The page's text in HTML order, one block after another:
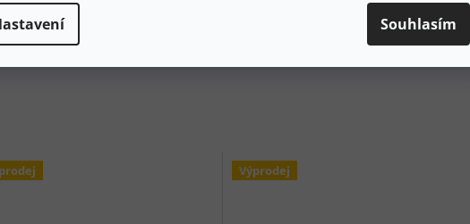
Souhlasím
a proto je řešení případné reklamace opravdu jednoduché.
vnější žmolkování nebo nefunkční zip, stačí nám zboží poslat
vrácení peněz
Výprodej